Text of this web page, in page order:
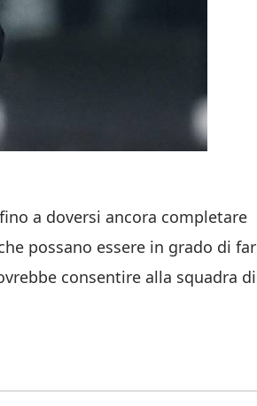
a doversi ancora completare
possano essere in grado di far
consentire alla squadra di